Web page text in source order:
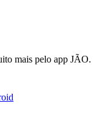
mais pelo app JÃO.